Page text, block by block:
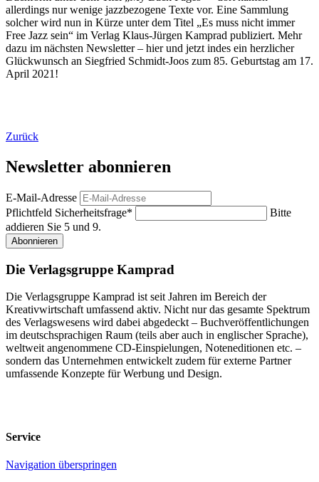
allerdings nur wenige jazzbezogene Texte vor. Eine Sammlung
solcher wird nun in Kürze unter dem Titel „Es muss nicht immer
Free Jazz sein“ im Verlag Klaus-Jürgen Kamprad publiziert. Mehr
dazu im nächsten Newsletter – hier und jetzt indes ein herzlicher
Glückwunsch an Siegfried Schmidt-Joos zum 85. Geburtstag am 17.
April 2021!
Zurück
Newsletter abonnieren
E-Mail-Adresse
Pflichtfeld Sicherheitsfrage*
Bitte
addieren Sie 5 und 9.
Abonnieren
Die Verlagsgruppe Kamprad
Die Verlagsgruppe Kamprad ist seit Jahren im Bereich der
Kreativwirtschaft umfassend aktiv. Nicht nur das gesamte Spektrum
des Verlagswesens wird dabei abgedeckt – Buchveröffentlichungen
im deutschsprachigen Raum (teils aber auch in englischer Sprache),
weltweit angenommene CD-Einspielungen, Noteneditionen etc. –
sondern das Unternehmen entwickelt zudem für externe Partner
umfassende Konzepte für Werbung und Design.
Service
Navigation überspringen